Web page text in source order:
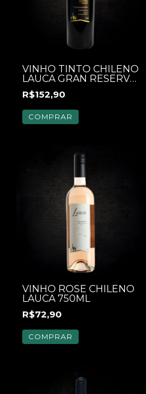
VINHO TINTO CHILENO
LAUCA GRAN RESERVA
CABERNET
SAUVINGON 750ML
R$152,90
COMPRAR
VINHO ROSE CHILENO
LAUCA 750ML
R$72,90
COMPRAR